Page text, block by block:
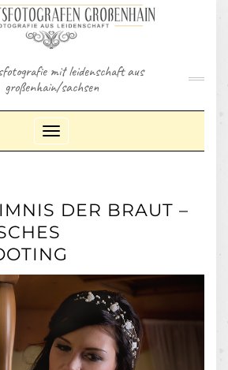
mit leidenschaft aus
großenhain/sachsen
Toggle Navigation
DER BRAUT –